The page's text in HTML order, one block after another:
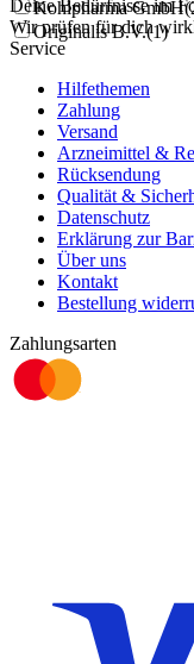
Kohlpharma GmbH(
Originalis B.V.(1)
Deine Bedürfnisse im
Wir prüfen für dich
Service
Hilfethemen
Zahlung
Versand
Arzneimittel &
Rücksendung
Qualität &
Datenschutz
Erklärung zur
Über uns
Kontakt
Bestellung
Zahlungsarten